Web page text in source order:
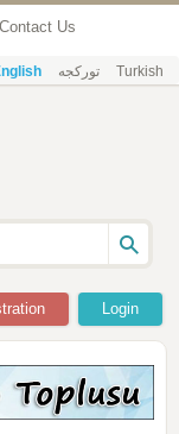
Contact Us
تورکجه Turkish
Login